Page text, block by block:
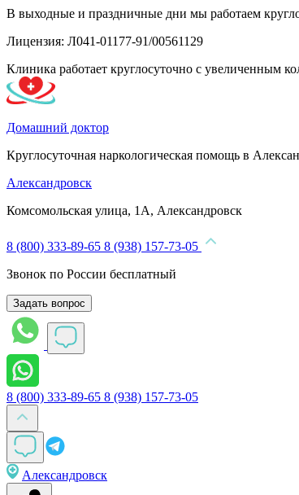
В выходные и праздничные дни мы работаем
Лицензия: Л041-01177-91/00561129
Клиника работает круглосуточно с увеличенным
Домашний доктор
Круглосуточная наркологическая помощь в
Александровск
Комсомольская улица, 1А, Александровск
8 (800) 333-89-65 8 (938) 157-73-05
Звонок по России бесплатный
Задать вопрос
8 (800) 333-89-65 8 (938) 157-73-05
Александровск